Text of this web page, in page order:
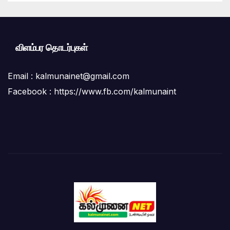
விளம்பர தொடர்புகள்
Email : kalmunainet@gmail.com
Facebook : https://www.fb.com/kalmunaint